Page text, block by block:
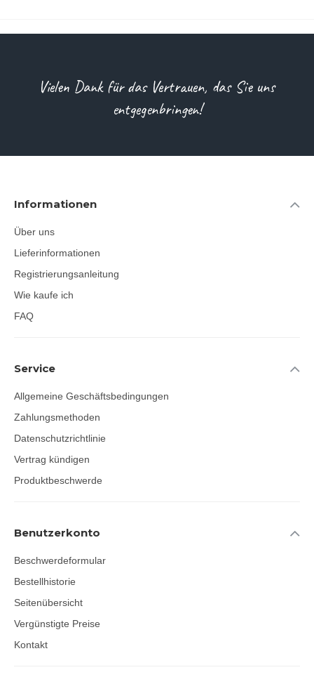
Vielen Dank für das Vertrauen, das Sie uns
entgegenbringen!
Informationen
Über uns
Lieferinformationen
Registrierungsanleitung
Wie kaufe ich
FAQ
Service
Allgemeine Geschäftsbedingungen
Zahlungsmethoden
Datenschutzrichtlinie
Vertrag kündigen
Produktbeschwerde
Benutzerkonto
Beschwerdeformular
Bestellhistorie
Seitenübersicht
Vergünstigte Preise
Kontakt